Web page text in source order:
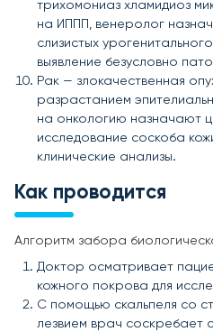
трихомониаз хламидиоз
на ИППП, венеролог
слизистых
выявление безусловно
Рак — злокачественная
разрастанием
на онкологию назначают
исследование соскоба
клинические анализы.
Как проводится
Алгоритм забора
Доктор осматривает
кожного покрова для
С помощью скальпеля со
лезвием врач соскребает